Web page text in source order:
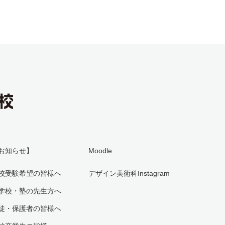
知らせ】
受験希望の皆様へ
校・塾の先生方へ
・保護者の皆様へ
Moodle
デザイン美術科Instagram